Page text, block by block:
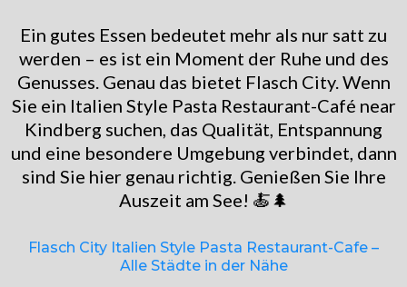
Ein gutes Essen bedeutet mehr als nur satt zu
werden – es ist ein Moment der Ruhe und des
Genusses. Genau das bietet Flasch City. Wenn
Sie ein Italien Style Pasta Restaurant-Café near
Kindberg suchen, das Qualität, Entspannung
und eine besondere Umgebung verbindet, dann
sind Sie hier genau richtig. Genießen Sie Ihre
Auszeit am See! 🍝🌲
Flasch City Italien Style Pasta Restaurant-Cafe –
Alle Städte in der Nähe